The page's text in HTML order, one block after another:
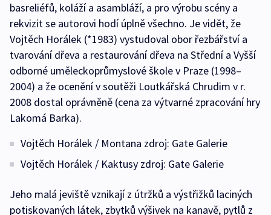
basreliéfů, koláží a asambláží, a pro výrobu scény a
rekvizit se autorovi hodí úplně všechno. Je vidět, že
Vojtěch Horálek (*1983) vystudoval obor řezbářství a
tvarování dřeva a restaurování dřeva na Střední a Vyšší
odborné uměleckoprůmyslové škole v Praze (1998–
2004) a že ocenění v soutěži Loutkářská Chrudim v r.
2008 dostal oprávněně (cena za výtvarné zpracování hry
Lakomá Barka).
Vojtěch Horálek / Montana zdroj: Gate Galerie
Vojtěch Horálek / Kaktusy zdroj: Gate Galerie
Jeho malá jeviště vznikají z útržků a výstřižků laciných
potiskovaných látek, zbytků výšivek na kanavě, pytlů z